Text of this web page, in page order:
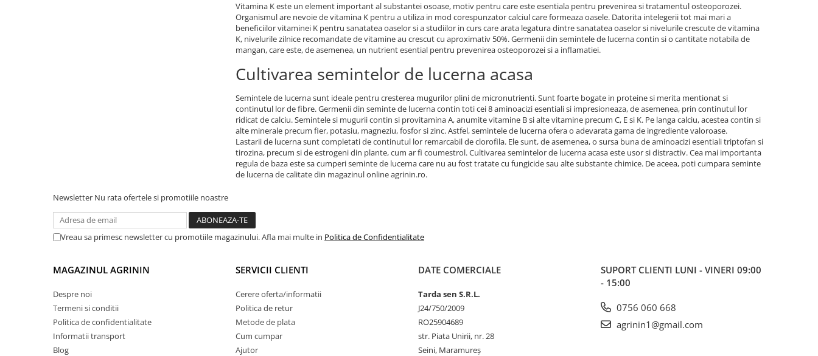
Furtun / banda / tub
Motofierastrau / Drujba
Pila motofierastrau / drujba
Plase plante
Pompa de apa curata/murdara
Pompa de stropit
Vitamina K este un element important al substantei osoase, motiv pentru care este esentiala pentru prevenirea si tratamentul osteoporozei.
Organismul are nevoie de vitamina K pentru a utiliza in mod corespunzator calciul care formeaza oasele. Datorita intelegerii tot mai mari a
beneficiilor vitaminei K pentru sanatatea oaselor si a studiilor in curs care arata legatura dintre sanatatea oaselor si nivelurile crescute de vitamina
K, nivelurile zilnice recomandate de vitamine au crescut cu aproximativ 50%. Germenii din semintele de lucerna contin si o cantitate notabila de
mangan, care este, de asemenea, un nutrient esential pentru prevenirea osteoporozei si a inflamatiei.
Cultivarea semintelor de lucerna acasa
Semintele de lucerna sunt ideale pentru cresterea mugurilor plini de micronutrienti. Sunt foarte bogate in proteine si merita mentionat si
continutul lor de fibre. Germenii din seminte de lucerna contin toti cei 8 aminoacizi esentiali si impresioneaza, de asemenea, prin continutul lor
ridicat de calciu. Semintele si mugurii contin si provitamina A, anumite vitamine B si alte vitamine precum C, E si K. Pe langa calciu, acestea contin si
alte minerale precum fier, potasiu, magneziu, fosfor si zinc. Astfel, semintele de lucerna ofera o adevarata gama de ingrediente valoroase.
Lastarii de lucerna sunt completati de continutul lor remarcabil de clorofila. Ele sunt, de asemenea, o sursa buna de aminoacizi esentiali triptofan si
tirozina, precum si de estrogeni din plante, cum ar fi coumestrol. Cultivarea semintelor de lucerna acasa este usor si distractiv. Cea mai importanta
regula de baza este sa cumperi seminte de lucerna care nu au fost tratate cu fungicide sau alte substante chimice. De aceea, poti cumpara seminte
de lucerna de calitate din magazinul online agrinin.ro.
Newsletter Nu rata ofertele si promotiile noastre
Vreau sa primesc newsletter cu promotiile magazinului. Afla mai multe in Politica de Confidentialitate
MAGAZINUL AGRININ
Despre noi
Termeni si conditii
Politica de confidentialitate
Informatii transport
Blog
SERVICII CLIENTI
Cerere oferta/informatii
Politica de retur
Metode de plata
Cum cumpar
Ajutor
DATE COMERCIALE
Tarda sen S.R.L.
J24/750/2009
RO25904689
str. Piata Unirii, nr. 28
Seini, Maramureş
SUPORT CLIENTI LUNI - VINERI 09:00
- 15:00
0756 060 668
agrinin1@gmail.com